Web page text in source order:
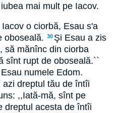
mai mult pe Iacov.
o ciorbă, Esau s'a
oboseală. 30 Şi Esau a zis
să mănînc din ciorba
sînt rupt de oboseală.``
numele Edom.
dreptul tău de întîi
,,Iată-mă, sînt pe
dreptul acesta de întîi